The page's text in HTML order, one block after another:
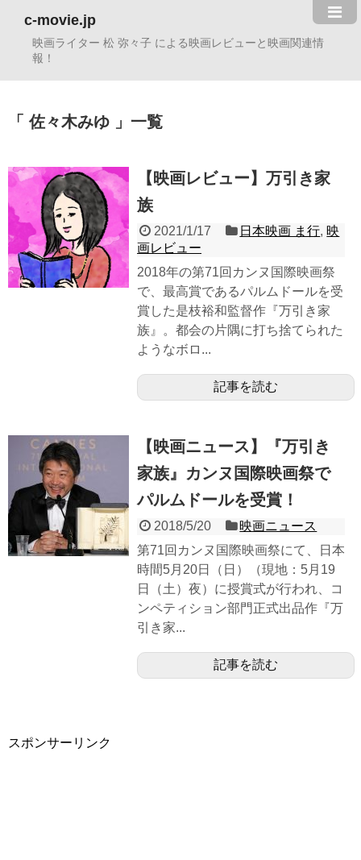
c-movie.jp
映画ライター 松 弥々子 による映画レビューと映画関連情
報！
佐々木みゆ 一覧
【映画レビュー】万引き家
族
2021/1/17 日本映画 ま行, 映
画レビュー
2018年の第71回カンヌ国際映画祭
で、最高賞であるパルムドールを受
賞した是枝裕和監督作『万引き家
族』。都会の片隅に打ち捨てられた
ようなボロ...
記事を読む
【映画ニュース】『万引き
家族』カンヌ国際映画祭で
パルムドールを受賞！
2018/5/20
映画ニュース
第71回カンヌ国際映画祭にて、日本
時間5月20日（日）（現地：5月19
日（土）夜）に授賞式が行われ、コ
ンペティション部門正式出品作『万
引き家...
記事を読む
スポンサーリンク